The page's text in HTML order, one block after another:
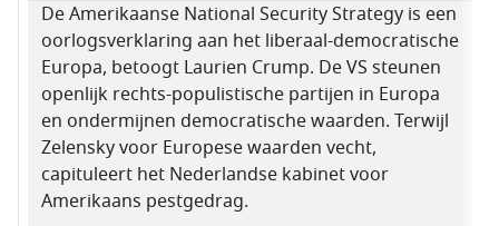
De Amerikaanse National Security Strategy is een
oorlogsverklaring aan het liberaal-democratische
Europa, betoogt Laurien Crump. De VS steunen
openlijk rechts-populistische partijen in Europa
en ondermijnen democratische waarden. Terwijl
Zelensky voor Europese waarden vecht,
capituleert het Nederlandse kabinet voor
Amerikaans pestgedrag.